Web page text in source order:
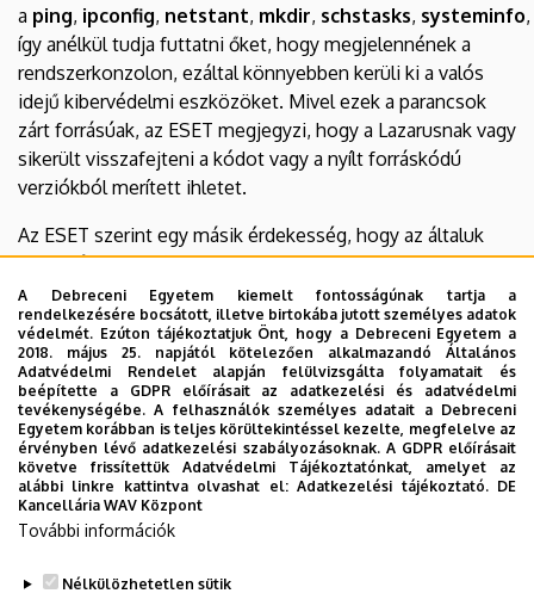
a ping, ipconfig, netstant, mkdir, schstasks, systeminfo,
így anélkül tudja futtatni őket, hogy megjelennének a
rendszerkonzolon, ezáltal könnyebben kerüli ki a valós
idejű kibervédelmi eszközöket. Mivel ezek a parancsok
zárt forrásúak, az ESET megjegyzi, hogy a Lazarusnak vagy
sikerült visszafejteni a kódot vagy a nyílt forráskódú
verziókból merített ihletet.
Az ESET szerint egy másik érdekesség, hogy az általuk
mintavételezett LightlessCan egyik payloadja titkosított
volt, és csak a cél környezetétől függő kulccsal lehetett
visszafejteni. Ez egy aktív védelmi intézkedés, amely
megakadályozza, hogy például biztonsági kutatók vagy
elemzők kívülről hozzáférjenek az áldozat
számítógépéhez.
Ez az új, kifinomult LightlessCan megjelenése
aggodalomra ad okot az állami, pénzügyi és ipari
szervezetek számára, amelyek gyakran kerülnek az
észak-koreai fenyegetettségi csoport
célkeresztjébe.
A Debreceni Egyetem kiemelt fontosságúnak tartja a
rendelkezésére bocsátott, illetve birtokába jutott személyes adatok
védelmét. Ezúton tájékoztatjuk Önt, hogy a Debreceni Egyetem a
2018. május 25. napjától kötelezően alkalmazandó Általános
Adatvédelmi Rendelet alapján felülvizsgálta folyamatait és
beépítette a GDPR előírásait az adatkezelési és adatvédelmi
tevékenységébe. A felhasználók személyes adatait a Debreceni
Egyetem korábban is teljes körültekintéssel kezelte, megfelelve az
érvényben lévő adatkezelési szabályozásoknak. A GDPR előírásait
követve frissítettük Adatvédelmi Tájékoztatónkat, amelyet az
alábbi linkre kattintva olvashat el:Adatkezelési tájékoztató. DE
Kancellária WAV Központ
További információk
Nélkülözhetetlen sütik